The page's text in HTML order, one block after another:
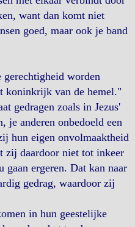
want dan komt niet
goed, maar ook je band
worden
koninkrijk van de hemel."
gedragen zoals in Jezus'
je anderen onbedoeld een
hun eigen onvolmaaktheid
zij daardoor niet tot inkeer
gaan ergeren. Dat kan naar
gedrag, waardoor zij
in hun geestelijke